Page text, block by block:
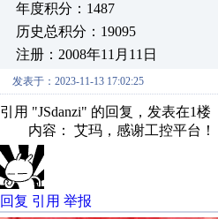
年度积分：1487
历史总积分：19095
注册：2008年11月11日
发表于：2023-11-13 17:02:25
引用 "JSdanzi" 的回复，发表在1楼
内容： 艾玛，感谢工控平台！
回复 引用 举报